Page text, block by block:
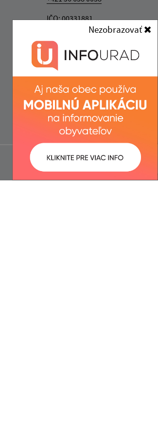
Nezobrazovať
IČO: 00331881